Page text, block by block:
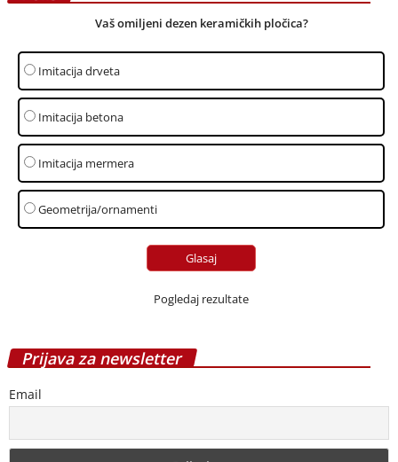
Vaš omiljeni dezen keramičkih pločica?
Imitacija drveta
Imitacija betona
Imitacija mermera
Geometrija/ornamenti
Pogledaj rezultate
Prijava za newsletter
Email